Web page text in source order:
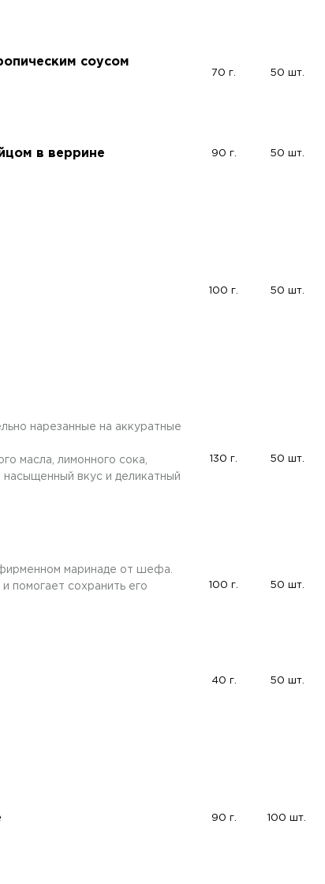
соусом
70 г. 50 шт.
в веррине 90 г. 50 шт.
100 г. 50 шт.
нарезанные на аккуратные
масла, лимонного сока,
вкус и деликатный
130 г. 50 шт.
маринаде от шефа.
помогает сохранить его
100 г. 50 шт.
40 г. 50 шт.
90 г. 100 шт.